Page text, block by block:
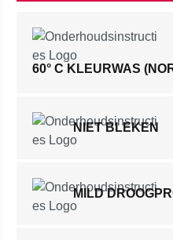
60° C KLEURWAS
NIET BLEKEN
MILD